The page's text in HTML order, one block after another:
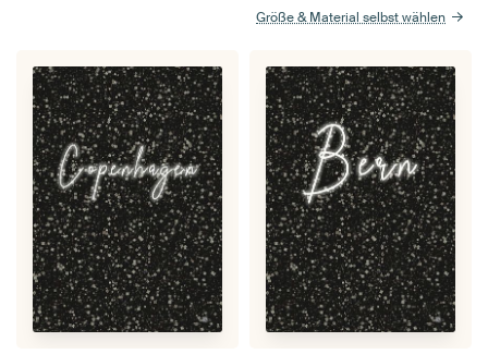
Größe & Material selbst wählen